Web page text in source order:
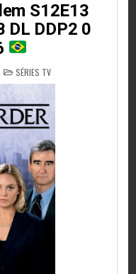
S12E13
DL DDP2 0
POSTED
IN
SÉRIES TV